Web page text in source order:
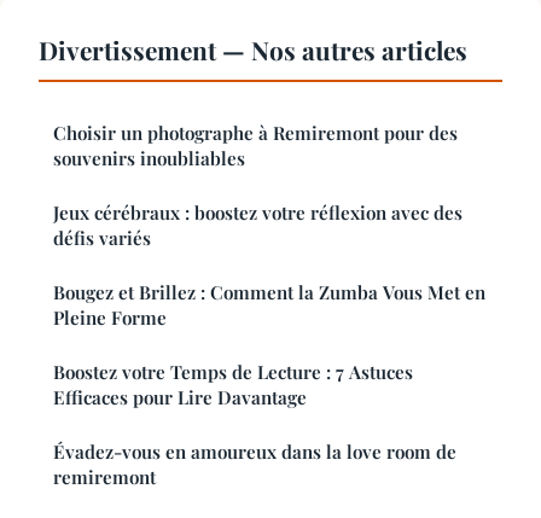
Divertissement — Nos autres articles
Choisir un photographe à Remiremont pour des
souvenirs inoubliables
Jeux cérébraux : boostez votre réflexion avec des
défis variés
Bougez et Brillez : Comment la Zumba Vous Met en
Pleine Forme
Boostez votre Temps de Lecture : 7 Astuces
Efficaces pour Lire Davantage
Évadez-vous en amoureux dans la love room de
remiremont